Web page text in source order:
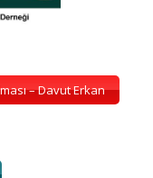
– Davut Erkan